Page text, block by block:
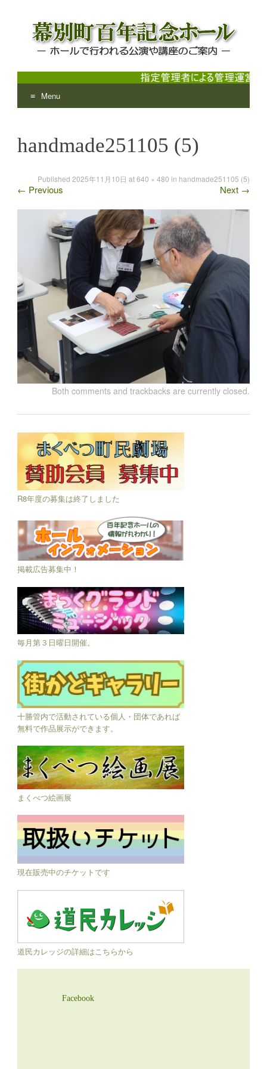
幕別町百年記念ホール
ホールで行われる公演や講座のご案内
Menu
content
handmade251105 (5)
Published 2025年11月10日 at640 × 480 in handmade251105 (5)
← Previous Next →
Both comments and trackbacks are currently closed.
R8年度の募集は終了しました
掲載広告募集中！
毎月第３日曜日開催。
十勝管内で活動されている個人・団体であれば
無料で作品展示ができます。
まくべつ絵画展
現在販売中のチケットです
道民カレッジの詳細はこちらから
Facebook